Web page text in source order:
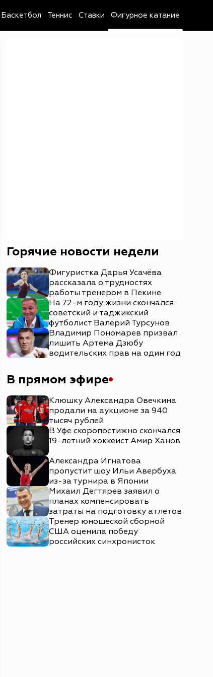
Баскетбол Теннис Ставки Фигурное катание
Горячие новости недели
Фигуристка Дарья Усачёва
рассказала о трудностях
работы тренером в Пекине
На 72-м году жизни скончался
советский и таджикский
футболист Валерий Турсунов
Владимир Пономарев призвал
лишить Артема Дзюбу
водительских прав на один год
В прямом эфире
Клюшку Александра Овечкина
продали на аукционе за 940
тысяч рублей
В Уфе скоропостижно скончался
19-летний хоккеист Амир Ханов
Александра Игнатова
пропустит шоу Ильи Авербуха
из-за турнира в Японии
Михаил Дегтярев заявил о
планах компенсировать
затраты на подготовку атлетов
Тренер юношеской сборной
США оценила победу
российских синхронисток